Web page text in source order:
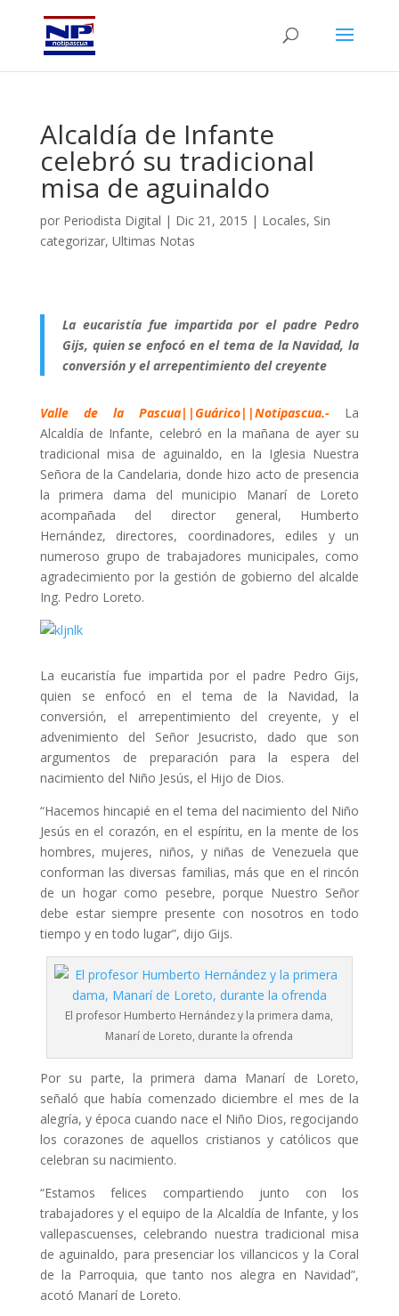
Alcaldía de Infante
celebró su tradicional
misa de aguinaldo
por Periodista Digital | Dic 21, 2015 | Locales, Sin
categorizar, Ultimas Notas
La eucaristía fue impartida por el padre Pedro
Gijs, quien se enfocó en el tema de la Navidad, la
conversión y el arrepentimiento del creyente
Valle de la Pascua||Guárico||Notipascua.-
La
Alcaldía de Infante, celebró en la mañana de ayer su
tradicional misa de aguinaldo, en la Iglesia Nuestra
Señora de la Candelaria, donde hizo acto de presencia
la primera dama del municipio Manarí de Loreto
acompañada del director general, Humberto
Hernández, directores, coordinadores, ediles y un
numeroso grupo de trabajadores municipales, como
agradecimiento por la gestión de gobierno del alcalde
Ing. Pedro Loreto.
La eucaristía fue impartida por el padre Pedro Gijs,
quien se enfocó en el tema de la Navidad, la
conversión, el arrepentimiento del creyente, y el
advenimiento del Señor Jesucristo, dado que son
argumentos de preparación para la espera del
nacimiento del Niño Jesús, el Hijo de Dios.
“Hacemos hincapié en el tema del nacimiento del Niño
Jesús en el corazón, en el espíritu, en la mente de los
hombres, mujeres, niños, y niñas de Venezuela que
conforman las diversas familias, más que en el rincón
de un hogar como pesebre, porque Nuestro Señor
debe estar siempre presente con nosotros en todo
tiempo y en todo lugar”, dijo Gijs.
El profesor Humberto Hernández y la primera dama,
Manarí de Loreto, durante la ofrenda
Por su parte, la primera dama Manarí de Loreto,
señaló que había comenzado diciembre el mes de la
alegría, y época cuando nace el Niño Dios, regocijando
los corazones de aquellos cristianos y católicos que
celebran su nacimiento.
“Estamos felices compartiendo junto con los
trabajadores y el equipo de la Alcaldía de Infante, y los
vallepascuenses, celebrando nuestra tradicional misa
de aguinaldo, para presenciar los villancicos y la Coral
de la Parroquia, que tanto nos alegra en Navidad”,
acotó Manarí de Loreto.